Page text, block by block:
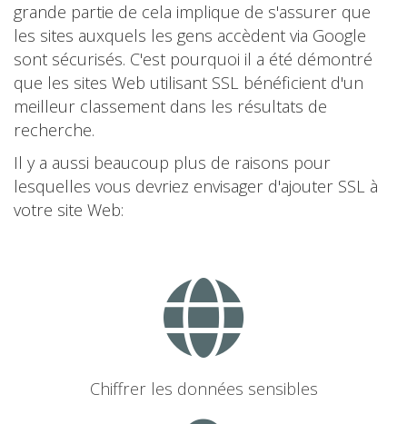
grande partie de cela implique de s'assurer que
les sites auxquels les gens accèdent via Google
sont sécurisés. C'est pourquoi il a été démontré
que les sites Web utilisant SSL bénéficient d'un
meilleur classement dans les résultats de
recherche.
Il y a aussi beaucoup plus de raisons pour
lesquelles vous devriez envisager d'ajouter SSL à
votre site Web:
Chiffrer les données sensibles